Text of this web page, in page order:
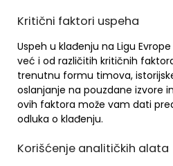
Kritični faktori uspeha
Uspeh u klađenju na Ligu
već i od različitih kritičnih
trenutnu formu timova,
oslanjanje na pouzdane izvore
ovih faktora može vam dati
odluka o klađenju.
Korišćenje analitičkih alata